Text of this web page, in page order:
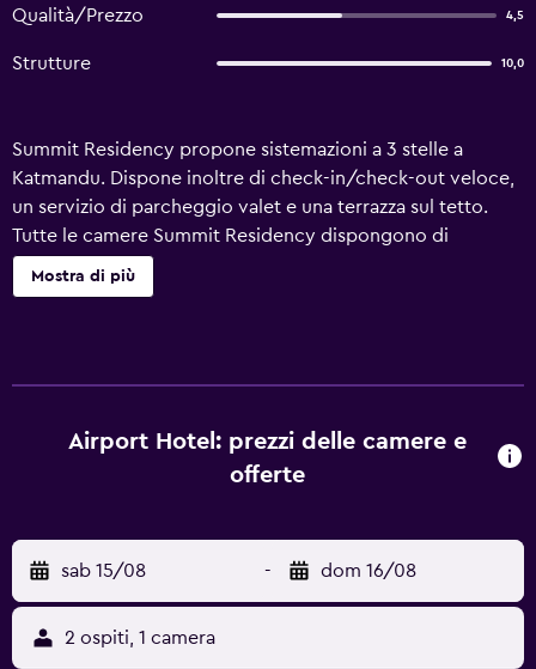
Qualità/Prezzo 4,5
Strutture 10,0
Summit Residency propone sistemazioni a 3 stelle a
Katmandu. Dispone inoltre di check-in/check-out veloce,
un servizio di parcheggio valet e una terrazza sul tetto.
Tutte le camere Summit Residency dispongono di
asciugacapelli e minibar. Gli ospiti potranno iniziare al
meglio la loro giornata con la deliziosa colazione che è
Kathmandu College of Management, che si trovano nelle
vicinanze. Il personale del banco escursioni sarà lieto di
Mostra di più
Airport Hotel: prezzi delle camere e
offerte
sab 15/08 - dom 16/08
2 ospiti, 1 camera